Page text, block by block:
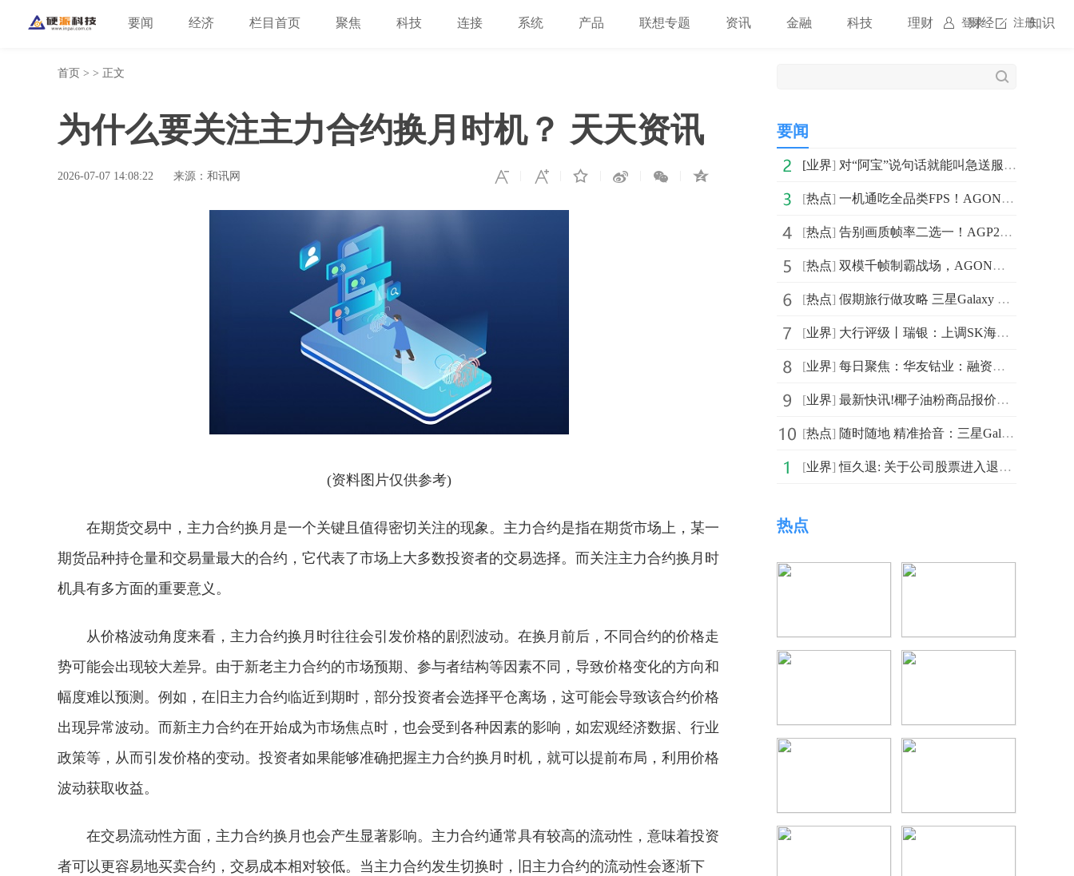
登录 注册
要闻 经济 栏目首页 聚焦 科技 连接 系统 产品 联想专题 资讯 金融 科技 理财 财经 知识
首页 > > 正文
为什么要关注主力合约换月时机？ 天天资讯
2026-07-07 14:08:22 来源：和讯网
(资料图片仅供参考)
在期货交易中，主力合约换月是一个关键且值得密切关注的现象。主力合约是指在期货市场上，某一
期货品种持仓量和交易量最大的合约，它代表了市场上大多数投资者的交易选择。而关注主力合约换月时
机具有多方面的重要意义。
从价格波动角度来看，主力合约换月时往往会引发价格的剧烈波动。在换月前后，不同合约的价格走
势可能会出现较大差异。由于新老主力合约的市场预期、参与者结构等因素不同，导致价格变化的方向和
幅度难以预测。例如，在旧主力合约临近到期时，部分投资者会选择平仓离场，这可能会导致该合约价格
出现异常波动。而新主力合约在开始成为市场焦点时，也会受到各种因素的影响，如宏观经济数据、行业
政策等，从而引发价格的变动。投资者如果能够准确把握主力合约换月时机，就可以提前布局，利用价格
波动获取收益。
在交易流动性方面，主力合约换月也会产生显著影响。主力合约通常具有较高的流动性，意味着投资
者可以更容易地买卖合约，交易成本相对较低。当主力合约发生切换时，旧主力合约的流动性会逐渐下
要闻
[业界] 对“阿宝”说句话就能叫急送服务啦！闪送接入支付宝AI生态
[热点] 一机通吃全品类FPS！AGON爱攻AGP277QK双模千帧电竞屏深度导购
[热点] 告别画质帧率二选一！AGP277QK双模千帧电竞显示器一机制霸全域FPS游戏战场
[热点] 双模千帧制霸战场，AGON爱攻AGP277QK电竞显示器锋芒登场
[热点] 假期旅行做攻略 三星Galaxy Tab S11系列的这些AI功能值得一试
[业界] 大行评级丨瑞银：上调SK海力士目标价至320万韩元，上调销售均价及经营溢利预测
[业界] 每日聚焦：华友钴业：融资净买入6435.37万元，融资余额52.61亿元
[业界] 最新快讯!椰子油粉商品报价动态（2026-07-06）
[热点] 随时随地 精准拾音：三星Galaxy Buds4 Pro超清晰通话技术背后的故事
[业界]恒久退: 关于公司股票进入退市整理期交易第四次的风险提示公告-快看点
热点